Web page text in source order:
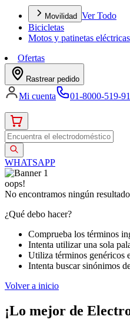
Movilidad Ver Todo
Bicicletas
Motos y patinetas eléctricas
Ofertas
Rastrear pedido
Mi cuenta 01-8000-519-
WHATSAPP
oops!
No encontramos ningún
¿Qué debo hacer?
Comprueba los términos
Intenta utilizar una sola
Utiliza términos genéricos
Intenta buscar sinónimos
Volver a inicio
¡Lo mejor de